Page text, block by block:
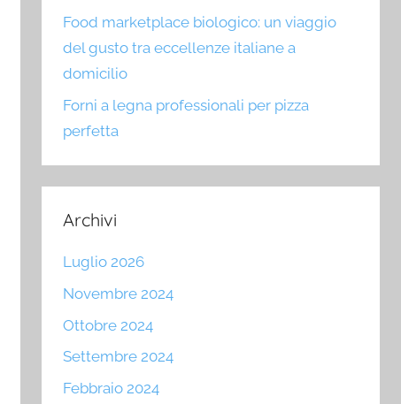
Food marketplace biologico: un viaggio
del gusto tra eccellenze italiane a
domicilio
Forni a legna professionali per pizza
perfetta
Archivi
Luglio 2026
Novembre 2024
Ottobre 2024
Settembre 2024
Febbraio 2024